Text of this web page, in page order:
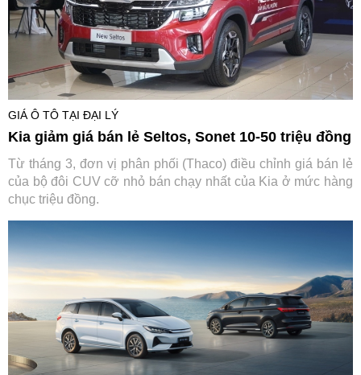
GIÁ Ô TÔ TẠI ĐẠI LÝ
Kia giảm giá bán lẻ Seltos, Sonet 10-50 triệu đồng
Từ tháng 3, đơn vị phân phối (Thaco) điều chỉnh giá bán lẻ
của bộ đôi CUV cỡ nhỏ bán chạy nhất của Kia ở mức hàng
chục triệu đồng.